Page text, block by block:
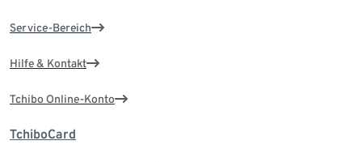
Service-Bereich
Hilfe & Kontakt
Tchibo Online-Konto
TchiboCard